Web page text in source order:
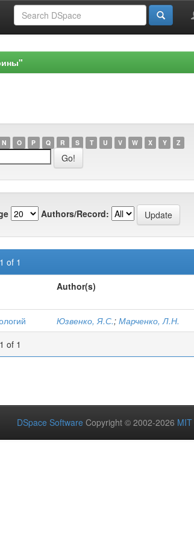
N O P Q R S T U V W X Y Z
Authors/Record:
of 1
Author(s)
Юзвенко, Я.С.; Марченко, Л.Н.
of 1
DSpace Software Copyright © 2002-2026 MIT